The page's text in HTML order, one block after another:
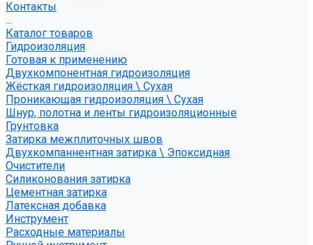
Контакты
...
Каталог товаров
Гидроизоляция
Готовая к применению
Двухкомпонентная гидроизоляция
Жёсткая гидроизоляция \ Сухая
Проникающая гидроизоляция \ Сухая
Шнур, полотна и ленты гидроизоляционные
Грунтовка
Затирка межплиточных швов
Двухкомпаннентная затирка \ Эпоксидная
Очистители
Силиконования затирка
Цементная затирка
Латексная добавка
Инструмент
Расходные материалы